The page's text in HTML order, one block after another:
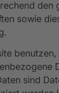
den
sowie
sind